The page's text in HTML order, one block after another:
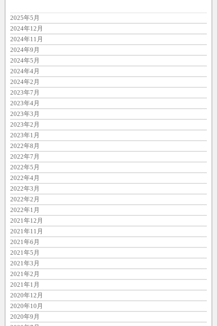
2025年5月
2024年12月
2024年11月
2024年9月
2024年5月
2024年4月
2024年2月
2023年7月
2023年4月
2023年3月
2023年2月
2023年1月
2022年8月
2022年7月
2022年5月
2022年4月
2022年3月
2022年2月
2022年1月
2021年12月
2021年11月
2021年6月
2021年5月
2021年3月
2021年2月
2021年1月
2020年12月
2020年10月
2020年9月